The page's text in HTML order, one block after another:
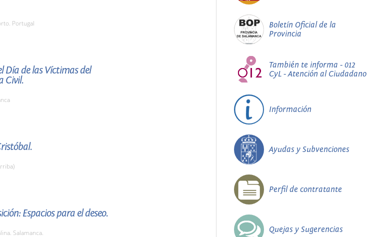
Portugal
Día de las Víctimas del
Civil.
Espacios para el deseo.
Salamanca.
Boletín Oficial de la
Provincia
También te informa - 012
CyL - Atención al Ciudadano
Información
Ayudas y Subvenciones
Perfil de contratante
Quejas y Sugerencias